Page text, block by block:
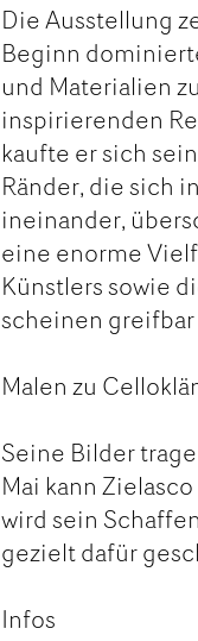
Die Ausstellung
Beginn
und Materialien
inspirierenden
kaufte er sich
Ränder, die sich
ineinander,
eine enorme
Künstlers sowie
scheinen
Malen zu
Seine Bilder
Mai kann
wird sein
gezielt dafür
Infos